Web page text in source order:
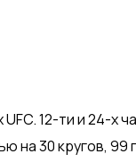
12-ти и 24-х
на 30 кругов, 99